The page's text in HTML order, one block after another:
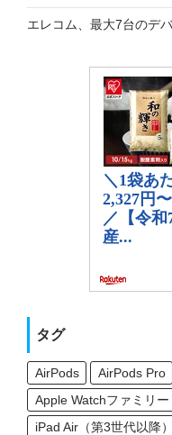
エレコム、最大7台のデ
タグ
AirPods AirPods Pro
Apple Watchファミリー
iPad Air（第3世代以降）